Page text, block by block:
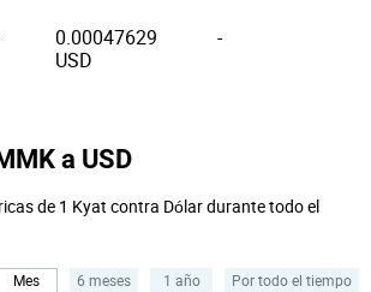
0.00047629
USD
-
a USD
de 1 Kyat contra Dólar durante todo el
Mes 6 meses 1 año Por todo el tiempo